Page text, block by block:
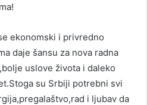
ekonomski i privredno
daje šansu za nova radna
uslove života i daleko
su Srbiji potrebni svi
i ljubav da